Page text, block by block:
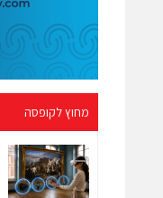
מחוץ לקופסה